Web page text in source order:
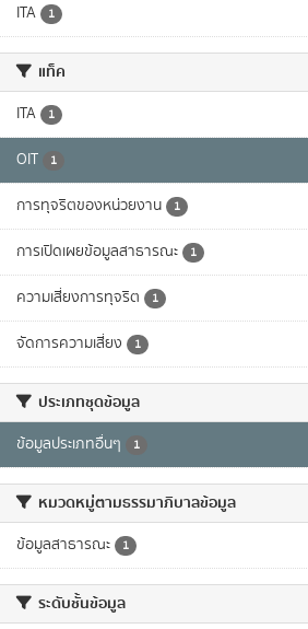
ITA 1
แท็ค
ITA 1
OIT 1
การทุจริตของหน่วยงาน 1
การเปิดเผยข้อมูลสาธารณะ 1
ความเสี่ยงการทุจริต 1
จัดการความเสี่ยง 1
ประเภทชุดข้อมูล
ข้อมูลประเภทอื่นๆ 1
หมวดหมู่ตามธรรมาภิบาลข้อมูล
ข้อมูลสาธารณะ 1
ระดับชั้นข้อมูล